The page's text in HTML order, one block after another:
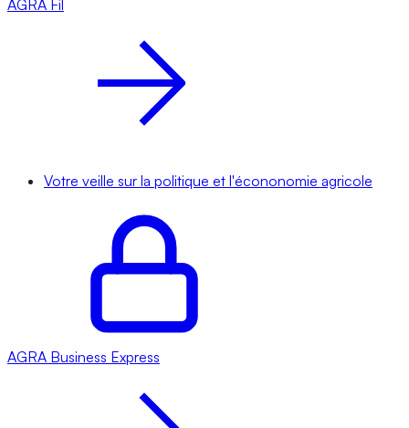
AGRA Fil
Votre veille sur la politique et l'écononomie agricole
AGRA Business Express